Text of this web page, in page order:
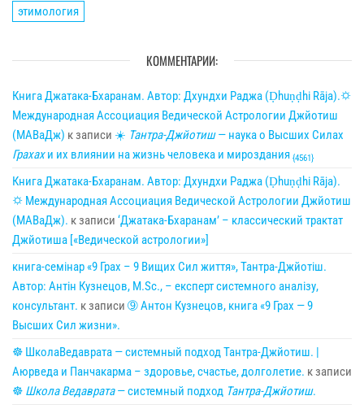
этимология
КОММЕНТАРИИ:
Книга Джатака-Бхаранам. Автор: Дхундхи Раджа (Ḍhuṇḍhi Rāja).🌣
Международная Ассоциация Ведической Астрологии Джйотиш
(МАВаДж) к записи ☀ Тантра-Джйотиш— наука о Высших Силах
Грахахи их влиянии на жизнь человека и мироздания {4561}
Книга Джатака-Бхаранам. Автор: Дхундхи Раджа (Ḍhuṇḍhi Rāja).
🌣 Международная Ассоциация Ведической Астрологии Джйотиш
(МАВаДж). к записи ‘Джатака-Бхаранам’ – классический трактат
Джйотиша [«Ведической астрологии»]
книга-семінар «9 Грах – 9 Вищих Сил життя», Тантра-Джйотіш.
Автор: Антін Кузнецов, M.Sc., – експерт системного аналізу,
консультант. к записи ➈ Антон Кузнецов, книга «9 Грах — 9
Высших Сил жизни».
☸ ШколаВедаврата — системный подход Тантра-Джйотиш. |
Аюрведа и Панчакарма – здоровье, счастье, долголетие. к записи
☸ Школа Ведаврата— системный подход Тантра-Джйотиш.